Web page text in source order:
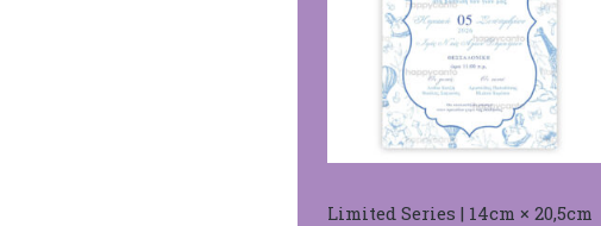
Limited Series | 14cm × 20,5cm